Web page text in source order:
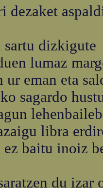
dezaket
dizkigute
lumaz
ur eman eta
sagardo
libra
baitu inoiz
du izar